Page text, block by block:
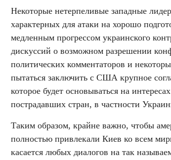
Некоторые нетерпеливые западные
характерных для атаки на хорошо
медленным прогрессом украинского
дискуссий о возможном разрешении
политических комментаторов и
пытаться заключить с США крупное
которое будет основываться на
пострадавших стран, в частности
Таким образом, крайне важно, чтобы
полностью привлекали Киев ко всем
касается любых диалогов на так